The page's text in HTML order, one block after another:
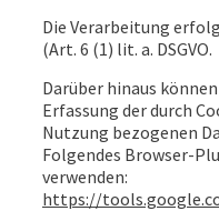
Die Verarbeitung
(Art. 6 (1) lit. a. DSGVO.
Darüber hinaus
Erfassung der durch
Nutzung bezogenen
Folgendes Browser-
verwenden:
https://